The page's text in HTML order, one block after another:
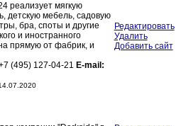
реализует мягкую
детскую мебель, садовую
бра, споты и другие
и иностранного
прямую от фабрик, и
(495) 127-04-21 E-mail:
Редактировать
Удалить
Добавить сайт